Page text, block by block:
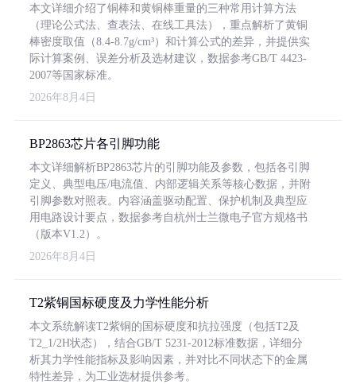
本文详细介绍了铜棒和黄铜棒重量的三种常用计算方法
（理论公式法、查表法、在线工具法），重点解析了黄铜
棒密度取值（8.4-8.7g/cm³）和计算公式的差异，并提供实
际计算案例、误差分析及选材建议，数据参考GB/T 4423-
2007等国家标准。
2026年8月4日
BP2863芯片各引脚功能
本文详细解析BP2863芯片的引脚功能及参数，包括各引脚
定义、典型电压/电流值、内部逻辑关系等核心数据，并附
引脚参数对照表。内容涵盖驱动配置、保护机制及典型应
用电路设计要点，数据参考自杭州士兰微电子官方规格书
（版本V1.2）。
2026年8月4日
T2紫铜国标硬度及力学性能分析
本文系统解读T2紫铜的国标硬度和抗拉强度（包括T2及
T2_1/2H状态），结合GB/T 5231-2012标准数据，详细分
析其力学性能指标及影响因素，并对比不同状态下的金属
特性差异，为工业选材提供参考。